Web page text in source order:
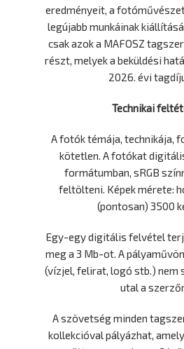
eredményeit, a
legújabb munkáinak
csak azok a MAFOSZ
részt, melyek a beküldési
2026. évi
Technikai
A fotók témája, technikája,
kötetlen. A fotókat
formátumban, sRGB
feltölteni. Képek mérete:
(pontosan) 3500
Egy-egy digitális felvétel
meg a 3 Mb-ot. A
(vízjel, felirat, logó stb.) nem
utal a
A szövetség minden
kollekcióval pályázhat,